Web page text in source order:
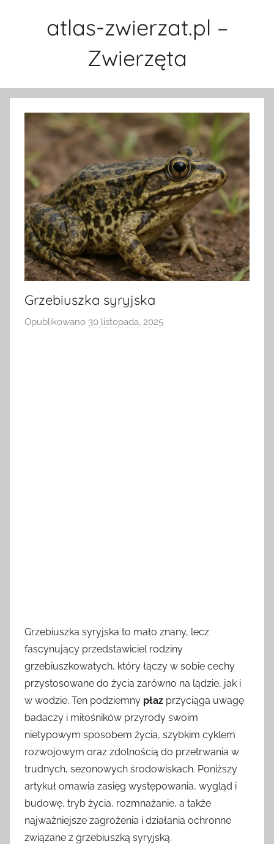
atlas-zwierzat.pl –
Zwierzęta
Grzebiuszka syryjska
Opublikowano 30 listopada, 2025
Grzebiuszka syryjska to mało znany, lecz
fascynujący przedstawiciel rodziny
grzebiuszkowatych, który łączy w sobie cechy
przystosowane do życia zarówno na lądzie, jak i
w wodzie. Ten podziemny płaz przyciąga uwagę
badaczy i miłośników przyrody swoim
nietypowym sposobem życia, szybkim cyklem
rozwojowym oraz zdolnością do przetrwania w
trudnych, sezonowych środowiskach. Poniższy
artykuł omawia zasięg występowania, wygląd i
budowę, tryb życia, rozmnażanie, a także
najważniejsze zagrożenia i działania ochronne
związane z grzebiuszką syryjską.